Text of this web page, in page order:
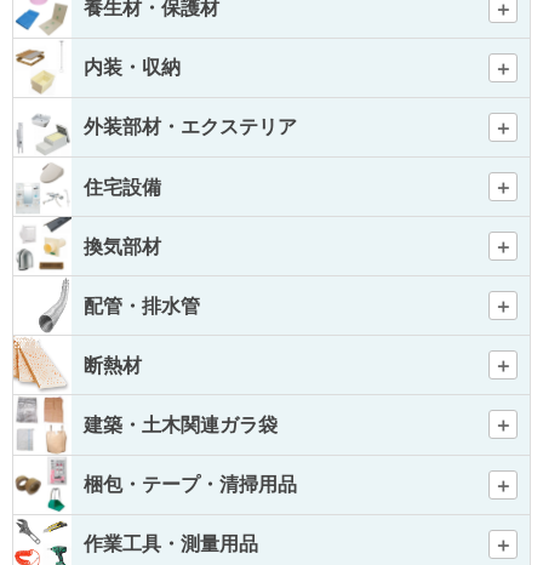
養生材・保護材
内装・収納
外装部材・エクステリア
住宅設備
換気部材
配管・排水管
断熱材
建築・土木関連ガラ袋
梱包・テープ・清掃用品
作業工具・測量用品